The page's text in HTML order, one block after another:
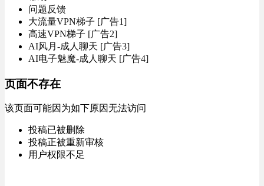
问题反馈
大流量VPN梯子 [广告1]
高速VPN梯子 [广告2]
AI风月-成人聊天 [广告3]
AI电子魅魔-成人聊天 [广告4]
页面不存在
该页面可能因为如下原因无法访问
投稿已被删除
投稿正被重新审核
用户权限不足